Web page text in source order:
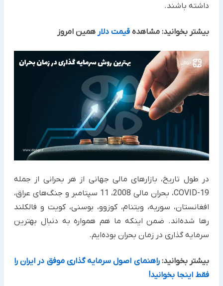
داشته باشند.
بیشتر بخوانید: مشاهده قیمت دلار همین امروز
در طول تاریخ، بازارهای مالی جهانی از هر بحرانی از جمله
COVID-19، بحران مالی 2008، 11 سپتامبر و جنگ‌های عراق،
افغانستان، سوریه، ویتنام، کوزوو، بوسنی، کویت و فالکلند
رها شده‌اند. ضمن اینکه ما هم همواره به دنبال بهترین
سرمایه گذاری در زمان بحران بوده‌ایم.
بیشتر بخوانید:راهنمای اصول سرمایه گذاری موفق در ایران را
فقط اینجا بخوانید!